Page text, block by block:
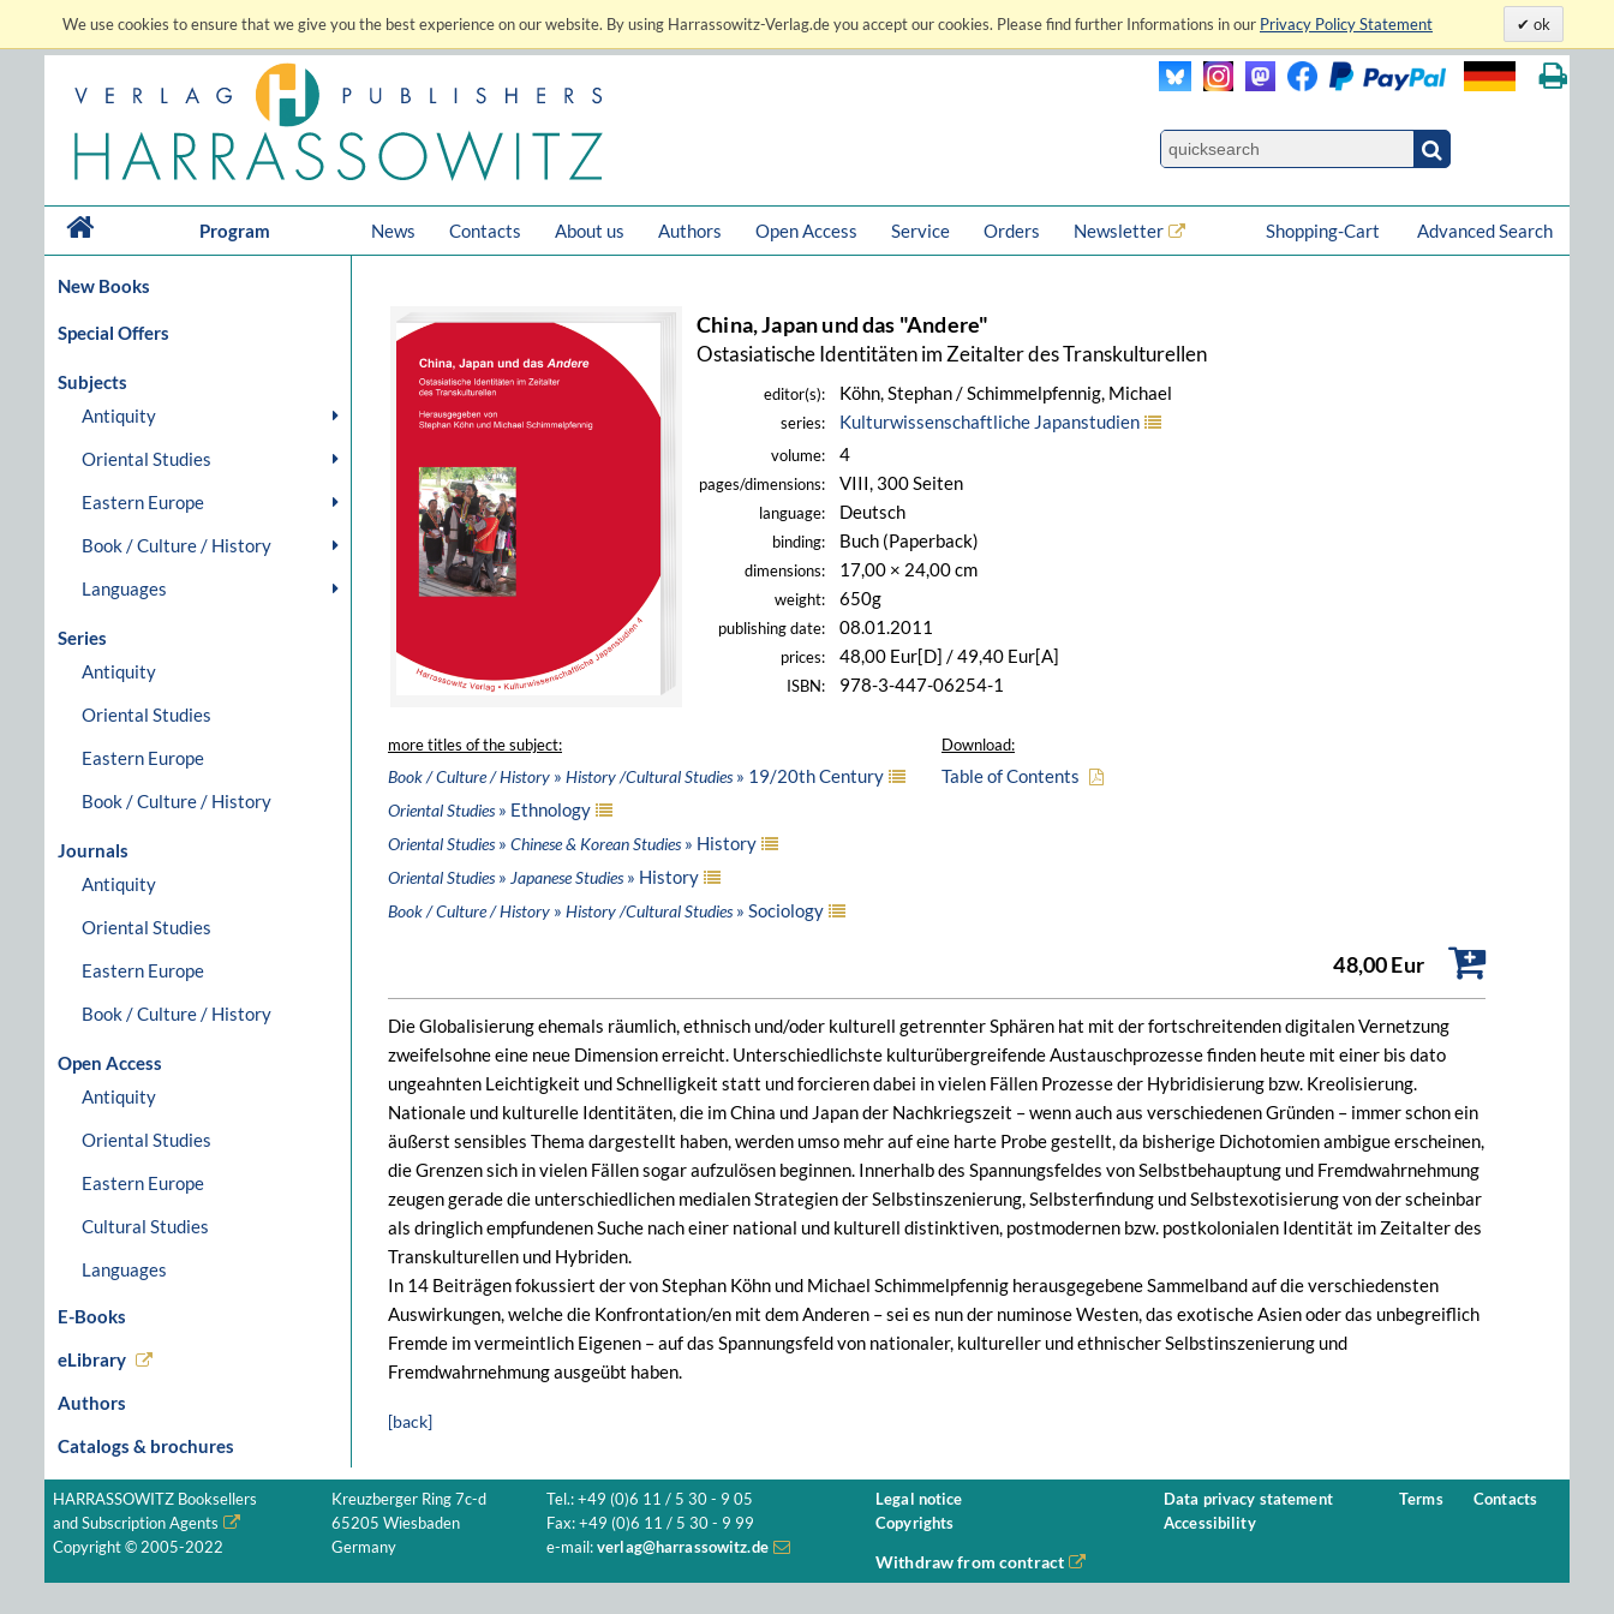
We use cookies to ensure that we give you the best experience on our website. By using Harrassowitz-Verlag.de you accept our cookies. Please find further Informations in our Privacy Policy Statement ok
Program News Contacts About us Authors Open Access Service Orders Newsletter Advanced Search
Shopping-Cart
New Books
Special Offers
Subjects
Antiquity
Oriental Studies
Eastern Europe
Book / Culture / History
Languages
Series
Antiquity
Oriental Studies
Eastern Europe
Book / Culture / History
Journals
Antiquity
Oriental Studies
Eastern Europe
Book / Culture / History
Open Access
Antiquity
Oriental Studies
Eastern Europe
Cultural Studies
Languages
E-Books
eLibrary
Authors
Catalogs & brochures
China, Japan und das "Andere"
Ostasiatische Identitäten im Zeitalter des Transkulturellen
editor(s): Köhn, Stephan / Schimmelpfennig, Michael
series: Kulturwissenschaftliche Japanstudien
volume: 4
pages/dimensions: VIII, 300 Seiten
language: Deutsch
binding: Buch (Paperback)
dimensions: 17,00 × 24,00 cm
weight: 650g
publishing date: 08.01.2011
prices: 48,00 Eur[D] / 49,40 Eur[A]
ISBN: 978-3-447-06254-1
more titles of the subject:
Book / Culture / History » History /Cultural Studies» 19/20th Century
Oriental Studies» Ethnology
Oriental Studies» Chinese & Korean Studies» History
Oriental Studies» Japanese Studies» History
Book / Culture / History » History /Cultural Studies» Sociology
Download:
Table of Contents
48,00 Eur
Die Globalisierung ehemals räumlich, ethnisch und/oder kulturell getrennter Sphären hat mit der fortschreitenden digitalen Vernetzung
zweifelsohne eine neue Dimension erreicht. Unterschiedlichste kulturübergreifende Austauschprozesse finden heute mit einer bis dato
ungeahnten Leichtigkeit und Schnelligkeit statt und forcieren dabei in vielen Fällen Prozesse der Hybridisierung bzw. Kreolisierung.
Nationale und kulturelle Identitäten, die im China und Japan der Nachkriegszeit – wenn auch aus verschiedenen Gründen – immer schon ein
äußerst sensibles Thema dargestellt haben, werden umso mehr auf eine harte Probe gestellt, da bisherige Dichotomien ambigue erscheinen,
die Grenzen sich in vielen Fällen sogar aufzulösen beginnen. Innerhalb des Spannungsfeldes von Selbstbehauptung und Fremdwahrnehmung
zeugen gerade die unterschiedlichen medialen Strategien der Selbstinszenierung, Selbsterfindung und Selbstexotisierung von der scheinbar
als dringlich empfundenen Suche nach einer national und kulturell distinktiven, postmodernen bzw. postkolonialen Identität im Zeitalter des
Transkulturellen und Hybriden.
In 14 Beiträgen fokussiert der von Stephan Köhn und Michael Schimmelpfennig herausgegebene Sammelband auf die verschiedensten
Auswirkungen, welche die Konfrontation/en mit dem Anderen – sei es nun der numinose Westen, das exotische Asien oder das unbegreiflich
Fremde im vermeintlich Eigenen – auf das Spannungsfeld von nationaler, kultureller und ethnischer Selbstinszenierung und
Fremdwahrnehmung ausgeübt haben.
[back]
HARRASSOWITZ Booksellers
and Subscription Agents
Copyright © 2005-2022
Kreuzberger Ring 7c-d
65205 Wiesbaden
Germany
Tel.: +49 (0)6 11 / 5 30 - 9 05
Fax: +49 (0)6 11 / 5 30 - 9 99
e-mail: verlag@harrassowitz.de
Legal notice
Copyrights
Data privacy statement
Accessibility
Terms Contacts
Withdraw from contract